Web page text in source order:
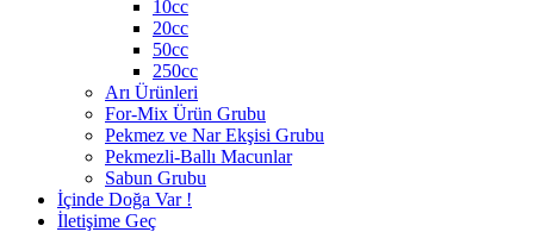
10cc
20cc
50cc
250cc
Arı Ürünleri
For-Mix Ürün Grubu
Pekmez ve Nar Ekşisi Grubu
Pekmezli-Ballı Macunlar
Sabun Grubu
İçinde Doğa Var !
İletişime Geç